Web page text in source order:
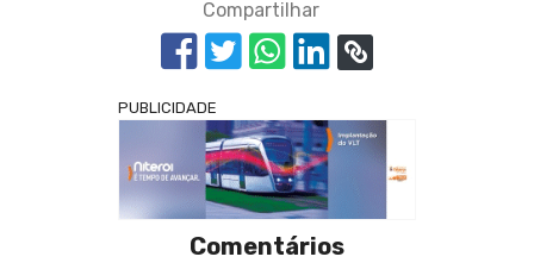
Compartilhar
PUBLICIDADE
Comentários